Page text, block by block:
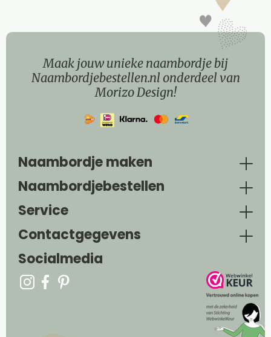
Maak jouw unieke naambordje bij
Naambordjebestellen.nl onderdeel van
Morizo Design!
Naambordje maken
Naambordjebestellen
Service
Contactgegevens
Socialmedia